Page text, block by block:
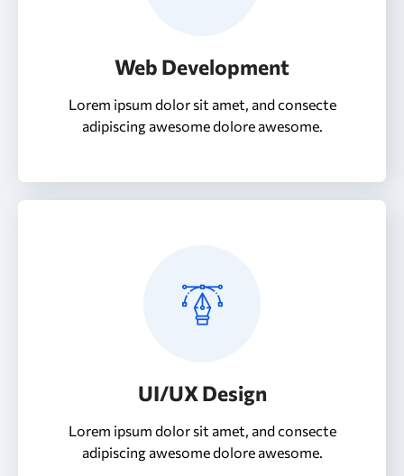
Web Development
Lorem ipsum dolor sit amet, and consecte
adipiscing awesome dolore awesome.
UI/UX Design
Lorem ipsum dolor sit amet, and consecte
adipiscing awesome dolore awesome.